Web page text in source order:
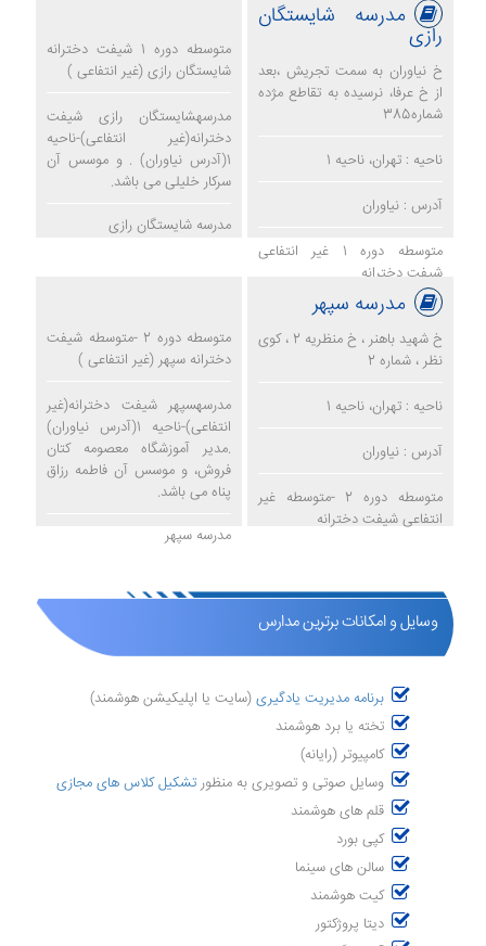
مدرسه شایستگان
رازی
خ نیاوران به سمت تجریش ،بعد
از خ عرفا، نرسیده به تقاطع مژده
شماره385
ناحیه : تهران، ناحیه 1
آدرس : نیاوران
متوسطه دوره 1 غیر انتفاعی
شیفت دخترانه
متوسطه دوره 1 شیفت دخترانه
شایستگان رازی (غیر انتفاعی )
مدرسهشایستگان رازی شیفت
دخترانه(غیر انتفاعی)-ناحیه
1(آدرس نیاوران) . و موسس آن
سرکار خلیلی می باشد.
مدرسه شایستگان رازی
مدرسه سپهر
خ شهید باهنر ، خ منظریه 2 ، کوی
نظر ، شماره 2
ناحیه : تهران، ناحیه 1
آدرس : نیاوران
متوسطه دوره 2 -متوسطه غیر
انتفاعی شیفت دخترانه
متوسطه دوره 2 -متوسطه شیفت
دخترانه سپهر (غیر انتفاعی )
مدرسهسپهر شیفت دخترانه(غیر
انتفاعی)-ناحیه 1(آدرس نیاوران)
.مدیر آموزشگاه معصومه کتان
فروش، و موسس آن فاطمه رزاق
پناه می باشد.
مدرسه سپهر
وسایل و امکانات برترین مدارس
برنامه مدیریت یادگیری (سایت یا اپلیکیشن هوشمند)
تخته یا برد هوشمند
کامپیوتر (رایانه)
وسایل صوتی و تصویری به منظور تشکیل کلاس های مجازی
قلم های هوشمند
کپی بورد
سالن های سینما
کیت هوشمند
دیتا پروژکتور